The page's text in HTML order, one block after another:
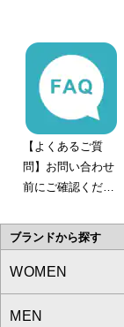
【よくあるご質
問】お問い合わせ
前にご確認くださ
ブランドから探す
WOMEN
a.v.v
MEN